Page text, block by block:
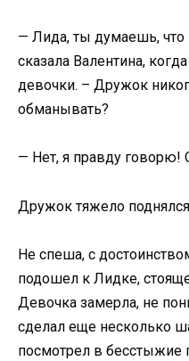
— Лида, ты думаешь,
сказала Валентина,
девочки. – Дружок
обманывать?
— Нет, я правду говорю!
Дружок тяжело
Не спеша, с
подошел к Лидке,
Девочка замерла, не
сделал еще несколько
посмотрел в